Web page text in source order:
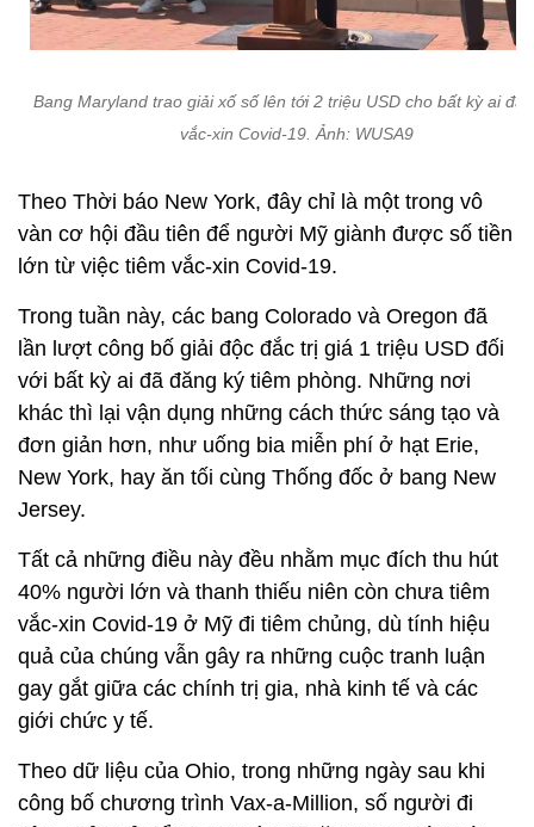
Bang Maryland trao giải xố số lên tới 2 triệu USD cho bất kỳ ai đã
vắc-xin Covid-19. Ảnh: WUSA9
Theo Thời báo New York, đây chỉ là một trong vô
vàn cơ hội đầu tiên để người Mỹ giành được số tiền
lớn từ việc tiêm vắc-xin Covid-19.
Trong tuần này, các bang Colorado và Oregon đã
lần lượt công bố giải độc đắc trị giá 1 triệu USD đối
với bất kỳ ai đã đăng ký tiêm phòng. Những nơi
khác thì lại vận dụng những cách thức sáng tạo và
đơn giản hơn, như uống bia miễn phí ở hạt Erie,
New York, hay ăn tối cùng Thống đốc ở bang New
Jersey.
Tất cả những điều này đều nhằm mục đích thu hút
40% người lớn và thanh thiếu niên còn chưa tiêm
vắc-xin Covid-19 ở Mỹ đi tiêm chủng, dù tính hiệu
quả của chúng vẫn gây ra những cuộc tranh luận
gay gắt giữa các chính trị gia, nhà kinh tế và các
giới chức y tế.
Theo dữ liệu của Ohio, trong những ngày sau khi
công bố chương trình Vax-a-Million, số người đi